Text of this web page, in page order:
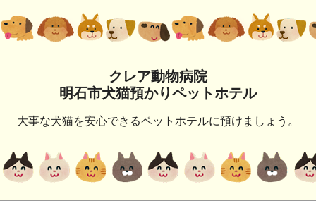
クレア動物病院
明石市犬猫預かりペットホテル
大事な犬猫を安心できるペットホテルに預けましょう。